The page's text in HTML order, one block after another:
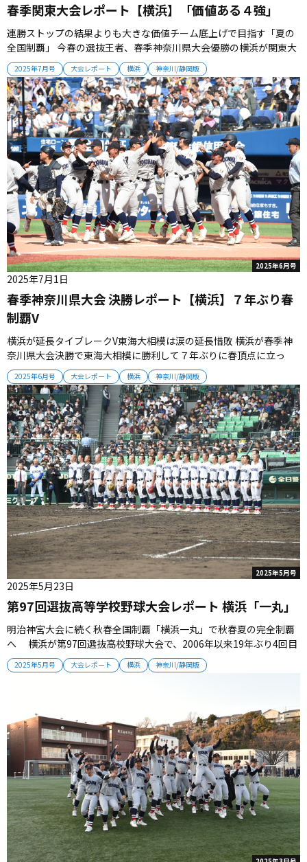
2025年7月号 大会レポート 横浜 神奈川/静岡版
春季関東大会レポート【横浜】「価値ある４強」
連勝ストップの結果よりも大きな価値チーム底上げで目指す「夏の
全国制覇」 今春の選抜王者、春季神奈川県大会優勝の横浜が関東大
会をベスト４で終えた。昨秋からの公式戦連勝は止まったが新戦力
のほか新たな投手起用を試した戦いは、夏へつながっていく。 ■シ
ョート池田の「二刀流」準備 横浜は昨秋の新チーム始動から公式
戦25連勝で春...
2025年6月号
2025年6月号 大会レポート 横浜 神奈川/静岡版
春季神奈川県大会 決勝レポート【横浜】７年ぶり春
制覇V
2025年7月1日
横浜が延長タイブレークV東海大相模は涙の延長惜敗 横浜が春季神
奈川県大会決勝で東海大相模に勝利して７年ぶりに春頂点に立っ
た。横浜は昨秋からの公式戦で無敵の25連勝となった。横浜と東海
大相模は、春季関東大会へ出場する。 ■ゲーム序盤は東海大相模優
勢 決勝戦は、横浜対東海大相模の名門対決となった。決勝進出によ
ってすでに関東...
2025年5月号
2025年5月号 大会レポート 横浜 神奈川/静岡版
第97回選抜高等学校野球大会レポート 横浜「一丸」
2025年5月23日
明治神宮大会に続く秋春全国制覇「横浜一丸」で秋春夏の完全制覇
へ 横浜が第97回選抜高校野球大会で、2006年以来19年ぶり4回目
の優勝を成し遂げた。昨秋の明治神宮大会制覇に続く、秋春全国制
覇。選抜優勝は「横浜一丸」で達成した快挙だった。 ■有言実行で